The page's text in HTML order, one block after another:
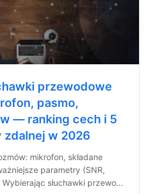
przewodowe
pasmo,
— ranking cech i 5
zdalnej w 2026
mikrofon, składane
parametry (SNR,
słuchawki przewo...